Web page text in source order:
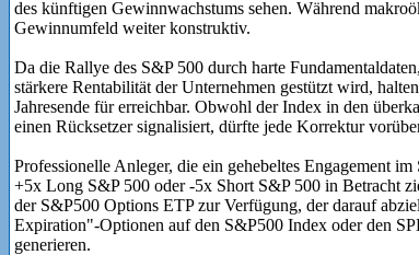
des künftigen Gewinnwachstums sehen. Während
Gewinnumfeld weiter konstruktiv.
Da die Rallye des S&P 500 durch harte
stärkere Rentabilität der Unternehmen gestützt wird,
Jahresende für erreichbar. Obwohl der Index in den
einen Rücksetzer signalisiert, dürfte jede Korrektur
Professionelle Anleger, die ein gehebeltes Engagement
+5x Long S&P 500 oder -5x Short S&P 500 in Betracht
der S&P500 Options ETP zur Verfügung, der darauf
Expiration"-Optionen auf den S&P500 Index oder den
generieren.